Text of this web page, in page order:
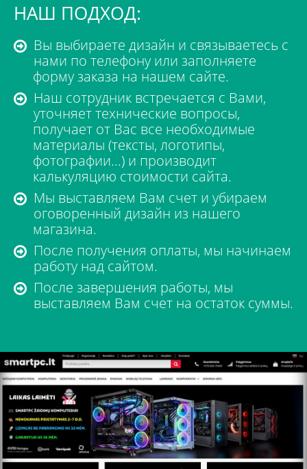
НАШ ПОДХОД:
Вы выбираете дизайн и связываетесь с
нами по телефону или заполняете
форму заказа на нашем сайте.
Наш сотрудник встречается с Вами,
уточняет технические вопросы,
получает от Вас все необходимые
материалы (тексты, логотипы,
фотографии...) и производит
калькуляцию стоимости сайта.
Мы выставляем Вам счет и убираем
оговоренный дизайн из нашего
магазина.
После получения оплаты, мы начинаем
работу над сайтом.
После завершения работы, мы
выставляем Вам счет на остаток суммы.